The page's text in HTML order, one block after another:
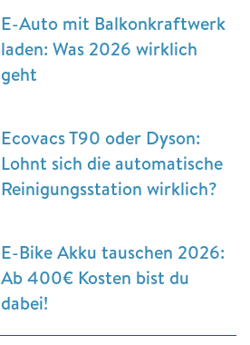
E-Auto mit Balkonkraftwerk
laden: Was 2026 wirklich
geht
Ecovacs T90 oder Dyson:
Lohnt sich die automatische
Reinigungsstation wirklich?
E-Bike Akku tauschen 2026:
Ab 400€ Kosten bist du
dabei!